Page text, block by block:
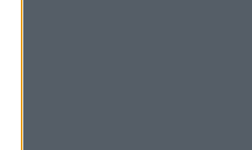
8 δισ.
μεταθέτει
- Νέο